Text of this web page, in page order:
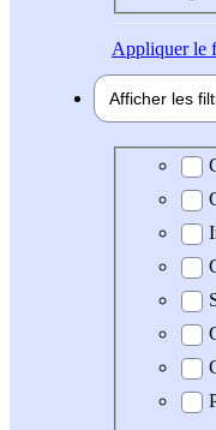
Appliquerle
Afficher les
Type de